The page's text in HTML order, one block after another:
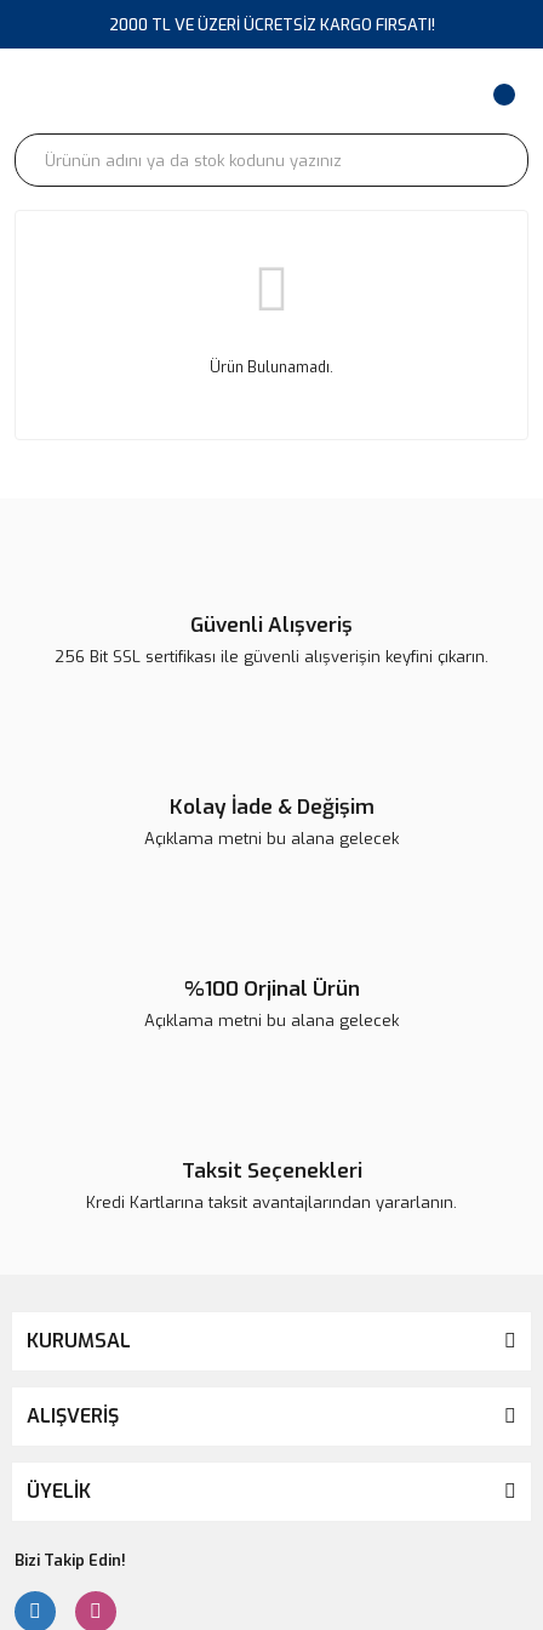
2000 TL VE ÜZERİ ÜCRETSİZ KARGO FIRSATI!
Ürün Bulunamadı.
Güvenli Alışveriş
256 Bit SSL sertifikası ile güvenli alışverişin keyfini çıkarın.
Kolay İade & Değişim
Açıklama metni bu alana gelecek
%100 Orjinal Ürün
Açıklama metni bu alana gelecek
Taksit Seçenekleri
Kredi Kartlarına taksit avantajlarından yararlanın.
KURUMSAL
ALIŞVERİŞ
ÜYELİK
Bizi Takip Edin!